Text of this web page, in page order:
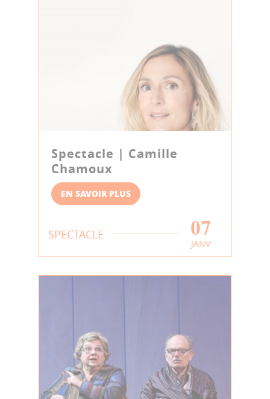
Spectacle | Camille
Chamoux
EN SAVOIR PLUS
SPECTACLE 07
JANV